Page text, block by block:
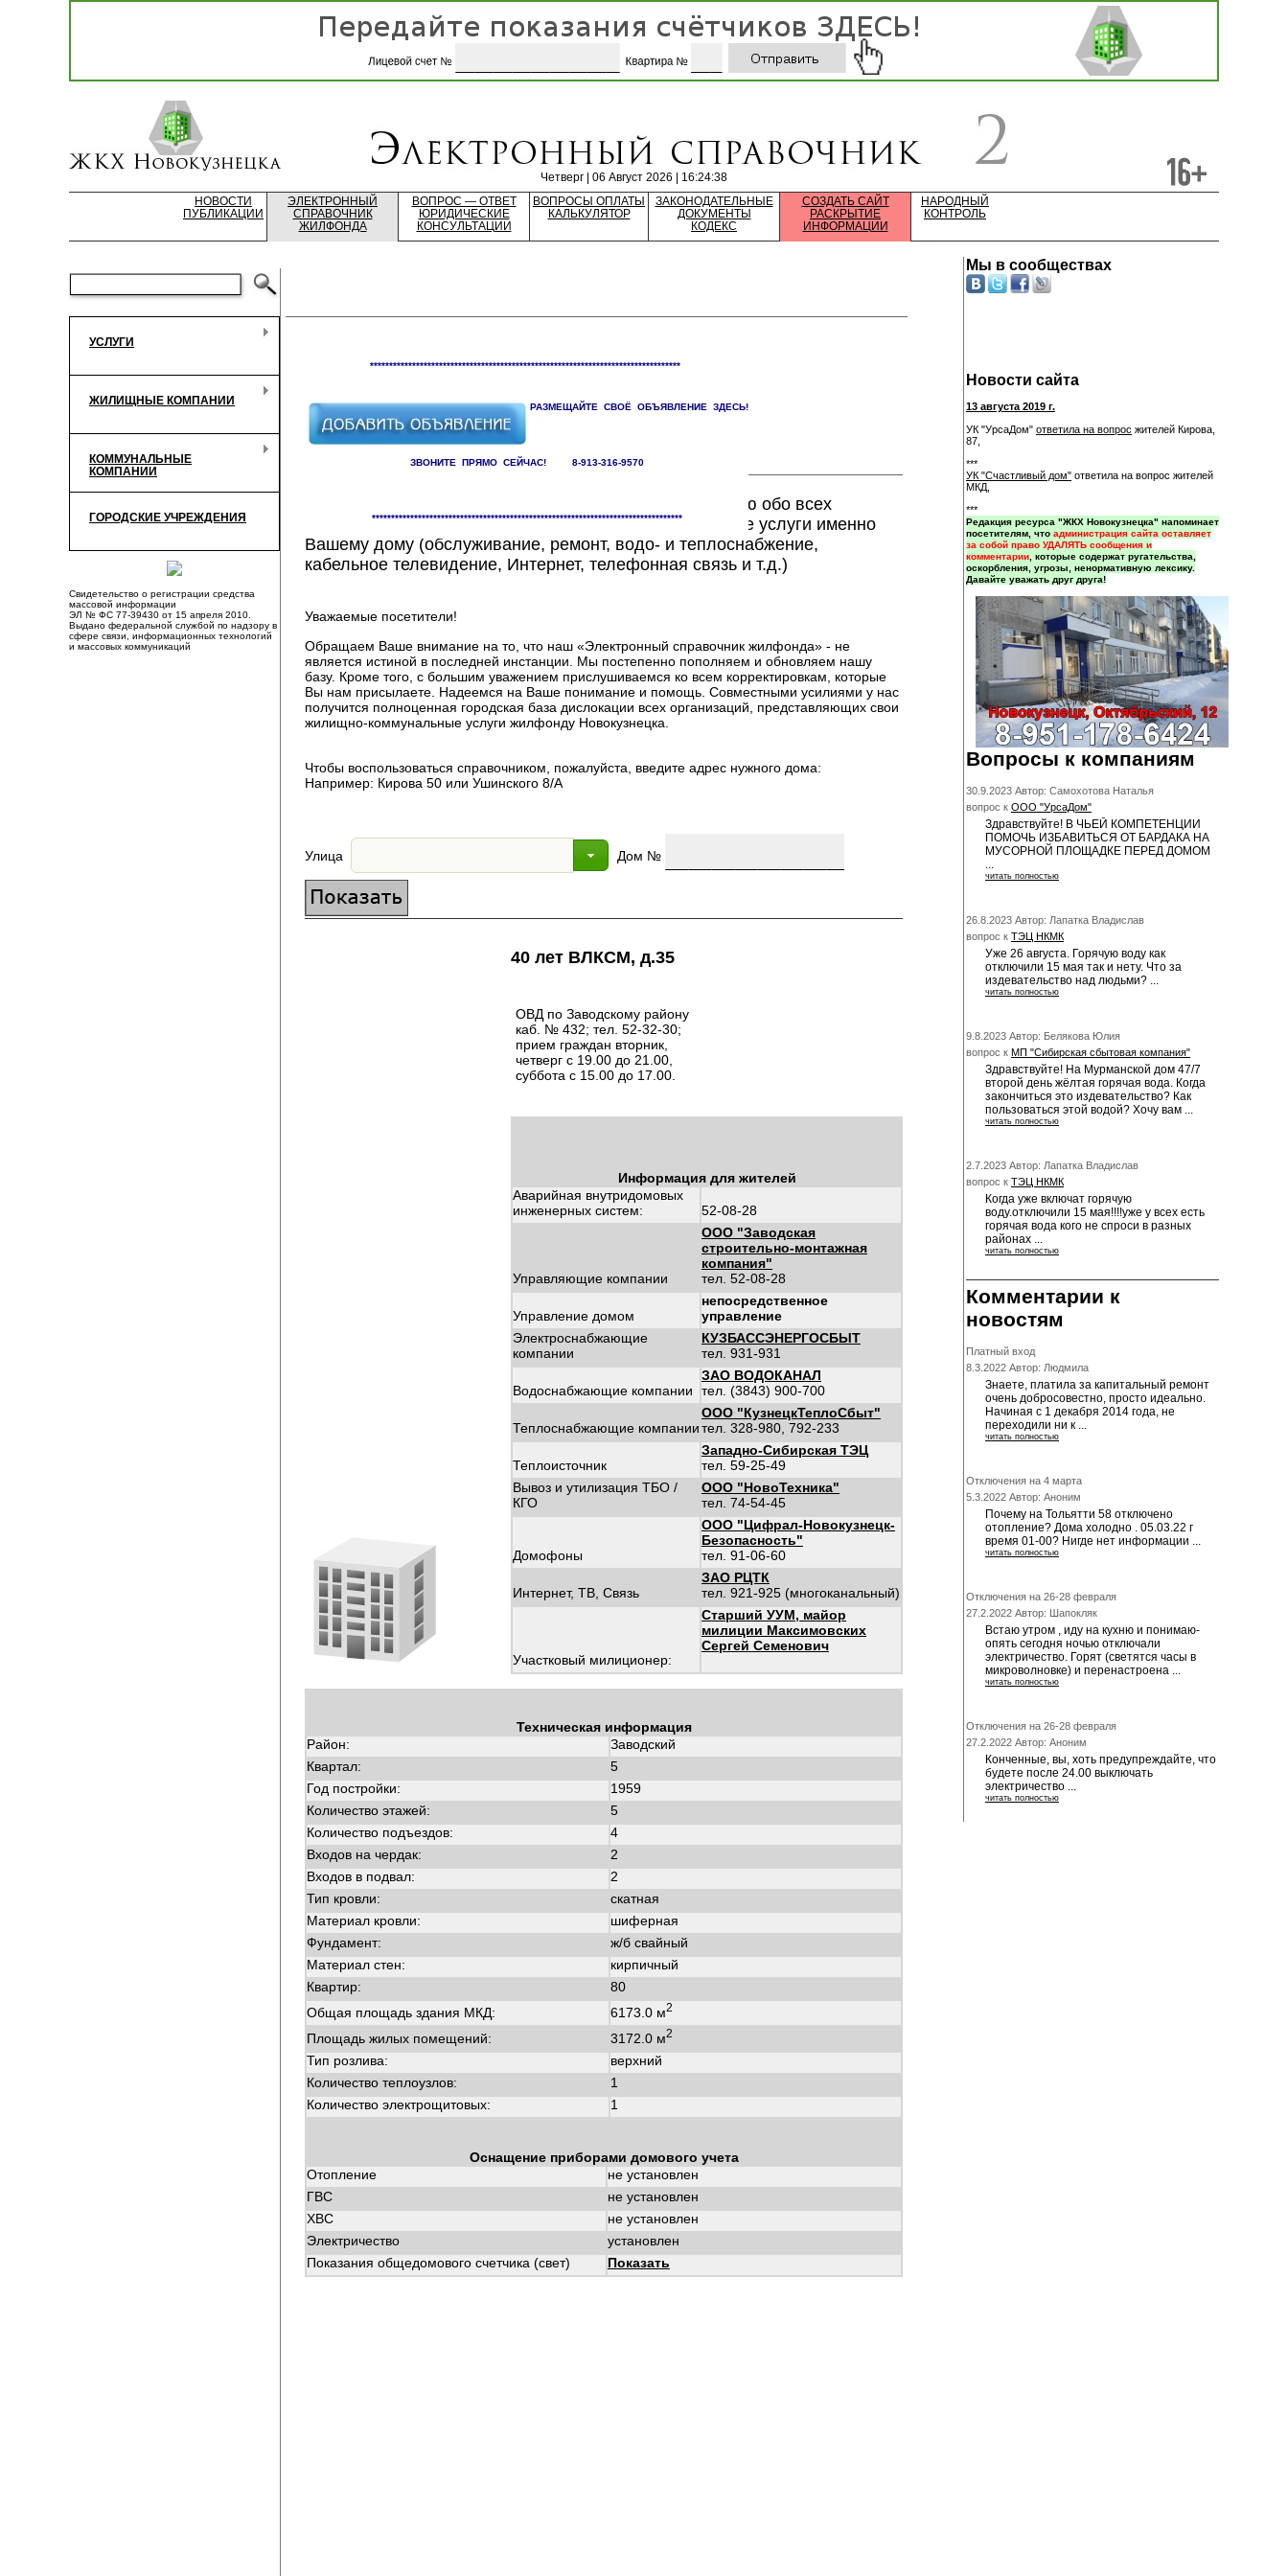
Четверг | 06 Август 2026 | 16:24:38
НОВОСТИ
ПУБЛИКАЦИИ
ЭЛЕКТРОННЫЙ
СПРАВОЧНИК
ЖИЛФОНДА
ВОПРОС — ОТВЕТ
ЮРИДИЧЕСКИЕ
КОНСУЛЬТАЦИИ
ВОПРОСЫ ОПЛАТЫ
КАЛЬКУЛЯТОР
ЗАКОНОДАТЕЛЬНЫЕ
ДОКУМЕНТЫ
КОДЕКС
СОЗДАТЬ САЙТ
РАСКРЫТИЕ
ИНФОРМАЦИИ
НАРОДНЫЙ
КОНТРОЛЬ
УСЛУГИ
ЖИЛИЩНЫЕ КОМПАНИИ
КОММУНАЛЬНЫЕ
КОМПАНИИ
ГОРОДСКИЕ УЧРЕЖДЕНИЯ
Свидетельство о регистрации средства
массовой информации
ЭЛ № ФС 77-39430 от 15 апреля 2010.
Выдано федеральной службой по надзору в
сфере связи, информационных технологий
и массовых коммуникаций
*********************************************************************************
РАЗМЕЩАЙТЕ СВОЁ ОБЪЯВЛЕНИЕ ЗДЕСЬ!
ЗВОНИТЕ ПРЯМО СЕЙЧАС! 8-913-316-9570
*********************************************************************************
Здесь Вы сможете найти исчерпывающую информацию обо всех
компаниях, предоставляющих жилищно-коммунальные услуги именно
Вашему дому (обслуживание, ремонт, водо- и теплоснабжение,
кабельное телевидение, Интернет, телефонная связь и т.д.)
Уважаемые посетители!
Обращаем Ваше внимание на то, что наш «Электронный справочник жилфонда» - не
является истиной в последней инстанции. Мы постепенно пополняем и обновляем нашу
базу. Кроме того, с большим уважением прислушиваемся ко всем корректировкам, которые
Вы нам присылаете. Надеемся на Ваше понимание и помощь. Совместными усилиями у нас
получится полноценная городская база дислокации всех организаций, представляющих свои
жилищно-коммунальные услуги жилфонду Новокузнецка.
Чтобы воспользоваться справочником, пожалуйста, введите адрес нужного дома:
Например: Кирова 50 или Ушинского 8/А
Улица Дом №
40 лет ВЛКСМ, д.35
ОВД по Заводскому району
каб. № 432; тел. 52-32-30;
прием граждан вторник,
четверг с 19.00 до 21.00,
суббота с 15.00 до 17.00.
Информация для жителей
Аварийная внутридомовых
инженерных систем:
52-08-28
Управляющие компании
ООО "Заводская
строительно-монтажная
компания"
тел. 52-08-28
Управление домом
непосредственное
управление
Электроснабжающие
компании
КУЗБАССЭНЕРГОСБЫТ
тел. 931-931
Водоснабжающие компании
ЗАО ВОДОКАНАЛ
тел. (3843) 900-700
Теплоснабжающие компании
ООО "КузнецкТеплоСбыт"
тел. 328-980, 792-233
Теплоисточник
Западно-Сибирская ТЭЦ
тел. 59-25-49
Вывоз и утилизация ТБО /
КГО
ООО "НовоТехника"
тел. 74-54-45
Домофоны
ООО "Цифрал-Новокузнецк-
Безопасность"
тел. 91-06-60
Интернет, ТВ, Связь
ЗАО РЦТК
тел. 921-925 (многоканальный)
Участковый милиционер:
Старший УУМ, майор
милиции Максимовских
Сергей Семенович
Техническая информация
Район:
Заводский
Квартал:
5
Год постройки:
1959
Количество этажей:
5
Количество подъездов:
4
Входов на чердак:
2
Входов в подвал:
2
Тип кровли:
скатная
Материал кровли:
шиферная
Фундамент:
ж/б свайный
Материал стен:
кирпичный
Квартир:
80
Общая площадь здания МКД:
6173.0 м2
Площадь жилых помещений: 3172.0 м2
Тип розлива:
верхний
Количество теплоузлов:
1
Количество электрощитовых:
1
Оснащение приборами домового учета
Отопление
не установлен
ГВС
не установлен
ХВС
не установлен
Электричество
установлен
Показания общедомового счетчика (свет)
Показать
Мы в сообществах
Новости сайта
13 августа 2019 г.
УК "УрсаДом" ответила на вопрос жителей Кирова,
87,
***
УК "Счастливый дом" ответила на вопрос жителей
МКД,
***
Редакция ресурса "ЖКХ Новокузнецка" напоминает
посетителям, что администрация сайта оставляет
за собой право УДАЛЯТЬ сообщения и
комментарии , которые содержат ругательства,
оскорбления, угрозы, ненормативную лексику.
Давайте уважать друг друга!
Вопросы к компаниям
30.9.2023 Автор: Самохотова Наталья
вопрос к ООО "УрсаДом"
Здравствуйте! В ЧЬЕЙ КОМПЕТЕНЦИИ
ПОМОЧЬ ИЗБАВИТЬСЯ ОТ БАРДАКА НА
МУСОРНОЙ ПЛОЩАДКЕ ПЕРЕД ДОМОМ
...
читать полностью
26.8.2023 Автор: Лапатка Владислав
вопрос к ТЭЦ НКМК
Уже 26 августа. Горячую воду как
отключили 15 мая так и нету. Что за
издевательство над людьми? ...
читать полностью
9.8.2023 Автор: Белякова Юлия
вопрос к МП "Сибирская сбытовая компания"
Здравствуйте! На Мурманской дом 47/7
второй день жёлтая горячая вода. Когда
закончиться это издевательство? Как
пользоваться этой водой? Хочу вам ...
читать полностью
2.7.2023 Автор: Лапатка Владислав
вопрос к ТЭЦ НКМК
Когда уже включат горячую
воду.отключили 15 мая!!!!уже у всех есть
горячая вода кого не спроси в разных
районах ...
читать полностью
Комментарии к
новостям
Платный вход
8.3.2022 Автор: Людмила
Знаете, платила за капитальный ремонт
очень добросовестно, просто идеально.
Начиная с 1 декабря 2014 года, не
переходили ни к ...
читать полностью
Отключения на 4 марта
5.3.2022 Автор: Аноним
Почему на Тольятти 58 отключено
отопление? Дома холодно . 05.03.22 г
время 01-00? Нигде нет информации ...
читать полностью
Отключения на 26-28 февраля
27.2.2022 Автор: Шапокляк
Встаю утром , иду на кухню и понимаю-
опять сегодня ночью отключали
электричество. Горят (светятся часы в
микроволновке) и перенастроена ...
читать полностью
Отключения на 26-28 февраля
27.2.2022 Автор: Аноним
Конченные, вы, хоть предупреждайте, что
будете после 24.00 выключать
электричество ...
читать полностью